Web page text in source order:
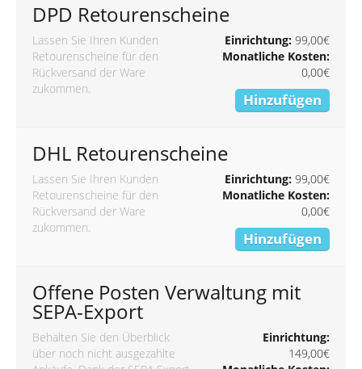
DPD Retourenscheine
Lassen Sie Ihren Kunden
Retourenscheine für den
Rückversand der Ware
zukommen.
Einrichtung:99,00€
Monatliche Kosten:
0,00€
Hinzufügen
DHL Retourenscheine
Lassen Sie Ihren Kunden
Retourenscheine für den
Rückversand der Ware
zukommen.
Einrichtung:99,00€
Monatliche Kosten:
0,00€
Hinzufügen
Offene Posten Verwaltung mit
SEPA-Export
Behalten Sie den Überblick
über noch nicht ausgezahlte
Einrichtung:
149,00€